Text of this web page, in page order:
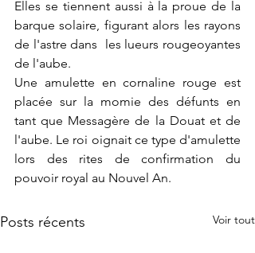
Elles se tiennent aussi à la proue de la
barque solaire, figurant alors les rayons
de l'astre dans  les lueurs rougeoyantes
de l'aube.
Une amulette en cornaline rouge est
placée sur la momie des défunts en
tant que Messagère de la Douat et de
l'aube. Le roi oignait ce type d'amulette
lors des rites de confirmation du
pouvoir royal au Nouvel An.
Posts récents Voir tout